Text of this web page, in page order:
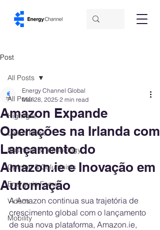
Post
All Posts
Highlight
Latest News
Business & Technology
Opinion & Columnists
Energy in Focus
Videos
Mobility
All Posts
Amazon Expande
Operações na Irlanda com
Lançamento do
Amazon.ie e Inovação em
Automação
Energy Channel Global
Mar 28, 2025 2 min read
A Amazon continua sua trajetória de
crescimento global com o lançamento
de sua nova plataforma, Amazon.ie,